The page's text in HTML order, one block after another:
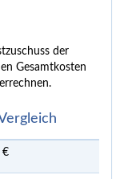
der
Gesamtkosten
€